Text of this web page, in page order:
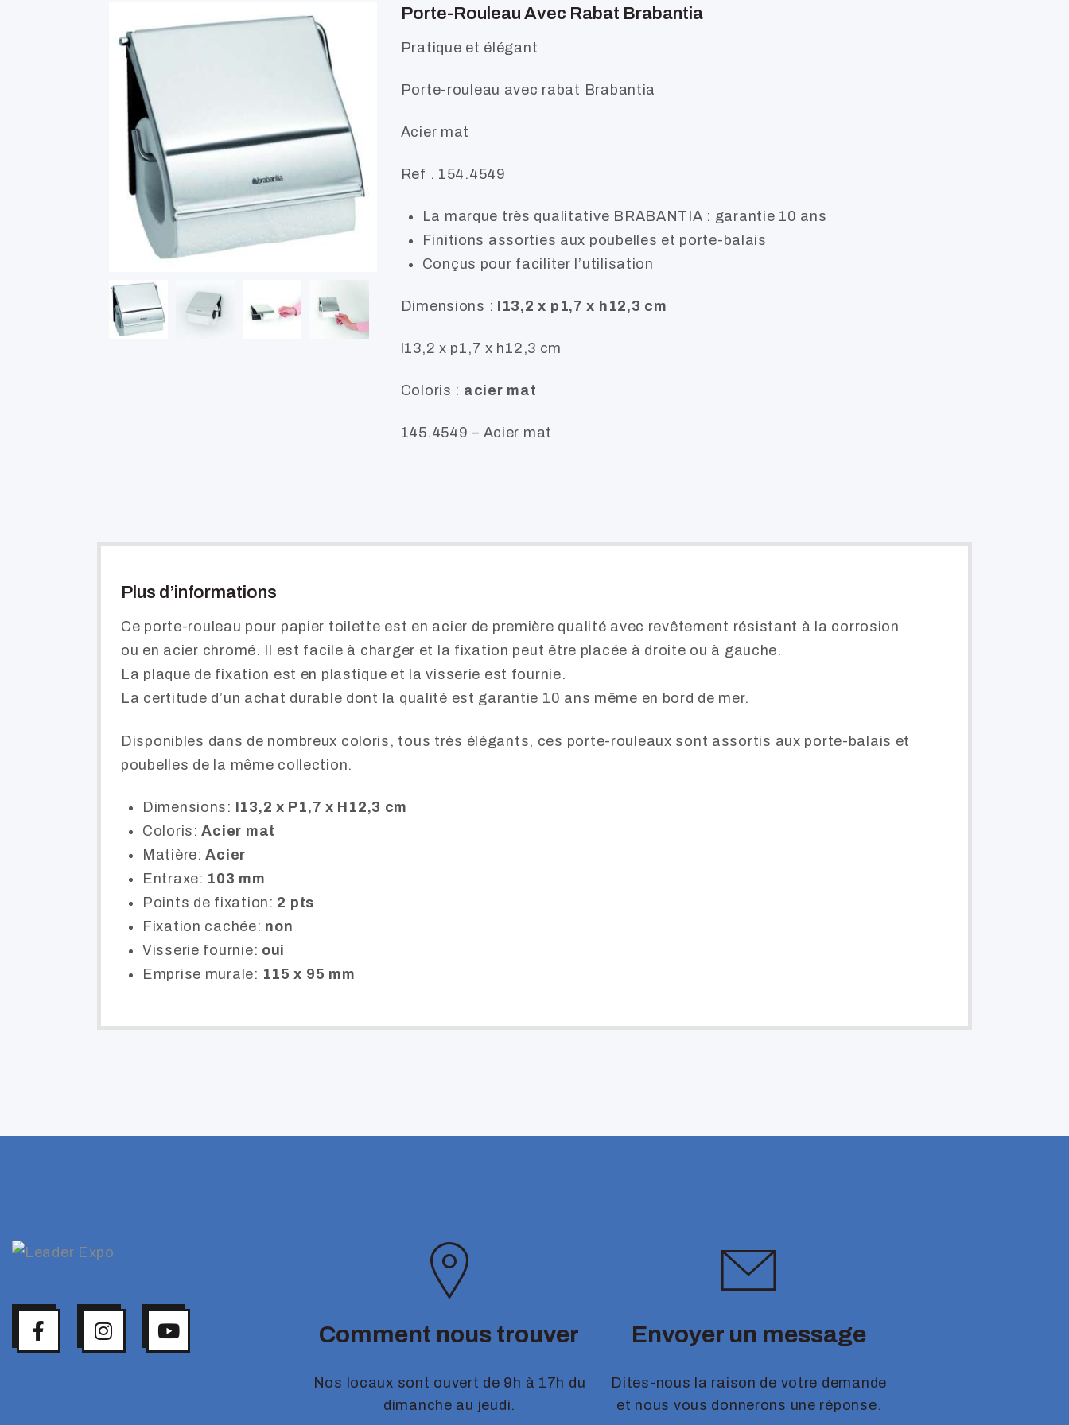
Porte-Rouleau Avec Rabat Brabantia
Pratique et élégant
Porte-rouleau avec rabat Brabantia
Acier mat
Ref . 154.4549
La marque très qualitative BRABANTIA : garantie 10 ans
Finitions assorties aux poubelles et porte-balais
Conçus pour faciliter l’utilisation
Dimensions : l13,2 x p1,7 x h12,3 cm
l13,2 x p1,7 x h12,3 cm
Coloris : acier mat
145.4549 – Acier mat
Plus d’informations
Ce porte-rouleau pour papier toilette est en acier de première qualité avec revêtement résistant à la corrosion
ou en acier chromé. Il est facile à charger et la fixation peut être placée à droite ou à gauche.
La plaque de fixation est en plastique et la visserie est fournie.
La certitude d’un achat durable dont la qualité est garantie 10 ans même en bord de mer.
Disponibles dans de nombreux coloris, tous très élégants, ces porte-rouleaux sont assortis aux porte-balais et
poubelles de la même collection.
Dimensions: l13,2 x P1,7 x H12,3 cm
Coloris:Acier mat
Matière:Acier
Entraxe: 103 mm
Points de fixation: 2 pts
Fixation cachée: non
Visserie fournie: oui
Emprise murale: 115 x 95 mm
Comment nous trouver
Nos locaux sont ouvert de 9h à 17h du
dimanche au jeudi.
Envoyer un message
Dites-nous la raison de votre demande
et nous vous donnerons une réponse.